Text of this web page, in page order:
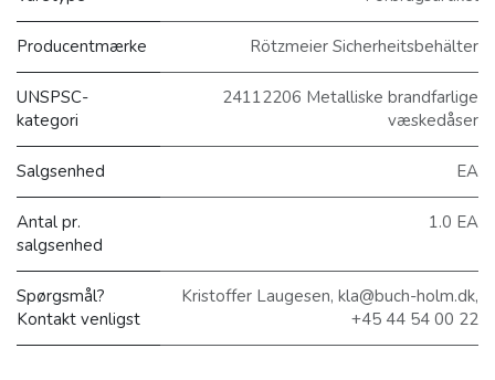
Producentmærke Rötzmeier Sicherheitsbehälter
UNSPSC-
kategori
24112206 Metalliske brandfarlige
væskedåser
Salgsenhed EA
Antal pr.
salgsenhed
1.0 EA
Spørgsmål?
Kontakt venligst
Kristoffer Laugesen, kla@buch-holm.dk,
+45 44 54 00 22